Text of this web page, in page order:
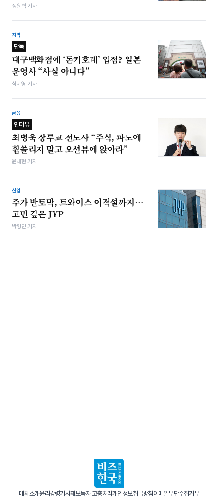
정원혁 기자
지역
단독
대구백화점에 ‘돈키호테’ 입점? 일본
운영사 “사실 아니다”
심지영 기자
금융
인터뷰
최병욱 장투교 전도사 “주식, 파도에
휩쓸리지 말고 오션뷰에 앉아라”
윤채현 기자
산업
주가 반토막, 트와이스 이적설까지…
고민 깊은 JYP
박형민 기자
매체소개윤리강령기사제보독자 고충처리개인정보취급방침이메일무단수집거부